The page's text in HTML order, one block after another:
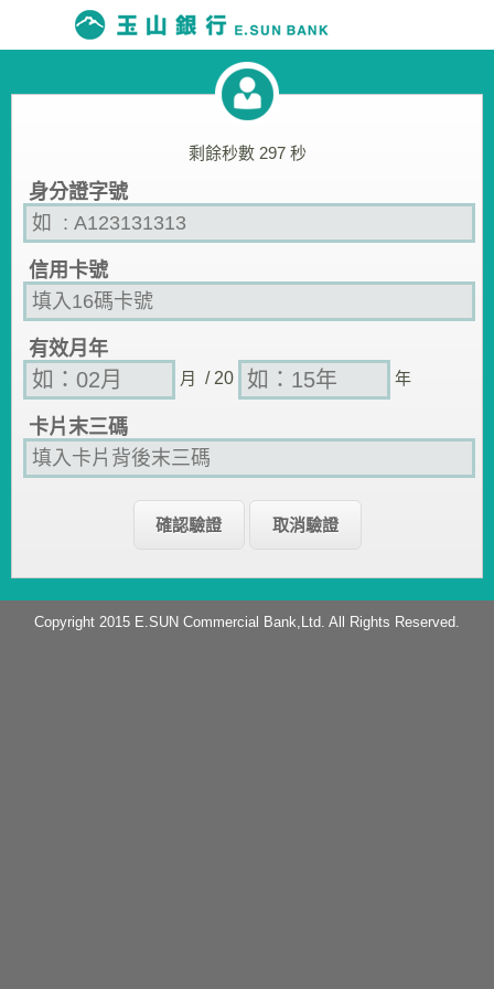
剩餘秒數 297秒
身分證字號
信用卡號
有效月年
月 / 20 年
卡片末三碼
Copyright 2015 E.SUN Commercial Bank,Ltd. All Rights Reserved.